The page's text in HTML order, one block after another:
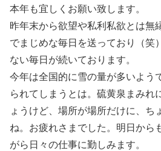
本年も宜しくお願い致します。
昨年末から欲望や私利私欲とは無
でまじめな毎日を送っており（笑
ない毎日が続いております。
今年は全国的に雪の量が多いよう
られてしまうとは。硫黄泉まみれ
ょうけど、場所が場所だけに、ち
ね。お疲れさまでした。明日から
がら日々の仕事に勤しみます。